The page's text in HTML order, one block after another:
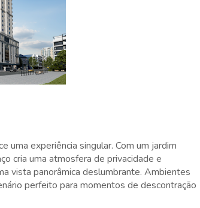
uma experiência singular. Com um jardim
cria uma atmosfera de privacidade e
vista panorâmica deslumbrante. Ambientes
perfeito para momentos de descontração